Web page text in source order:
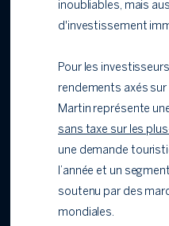
inoubliables, mais
d'investissement
Pour les
rendements axés sur
Martin représente
sans taxe sur les
une demande
l’année et un
soutenu par des
mondiales.